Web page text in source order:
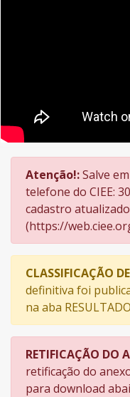
Atenção!:Salve
telefone do CIEE:
cadastro
(https://
CLASSIFICAÇÃO
definitiva foi
na aba
RETIFICAÇÃO DO
retificação do
para download